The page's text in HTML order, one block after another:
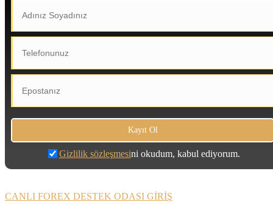
Gizlilik sözleşmesini okudum, kabul ediyorum.
CANLI FOREX DESTEK ODASI GİRİŞ